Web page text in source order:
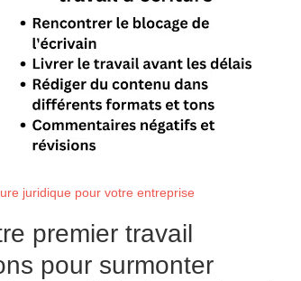
juridique pour votre entreprise
premier travail
pour surmonter